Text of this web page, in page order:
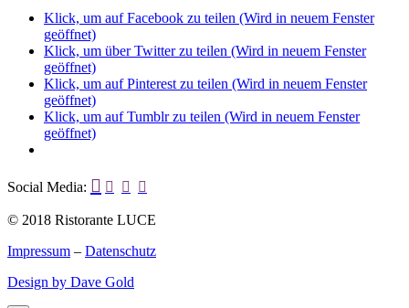
Klick, um auf Facebook zu teilen (Wird in neuem Fenster
geöffnet)
Klick, um über Twitter zu teilen (Wird in neuem Fenster
geöffnet)
Klick, um auf Pinterest zu teilen (Wird in neuem Fenster
geöffnet)
Klick, um auf Tumblr zu teilen (Wird in neuem Fenster
geöffnet)
Social Media:    
© 2018 Ristorante LUCE
Impressum – Datenschutz
Design by Dave Gold